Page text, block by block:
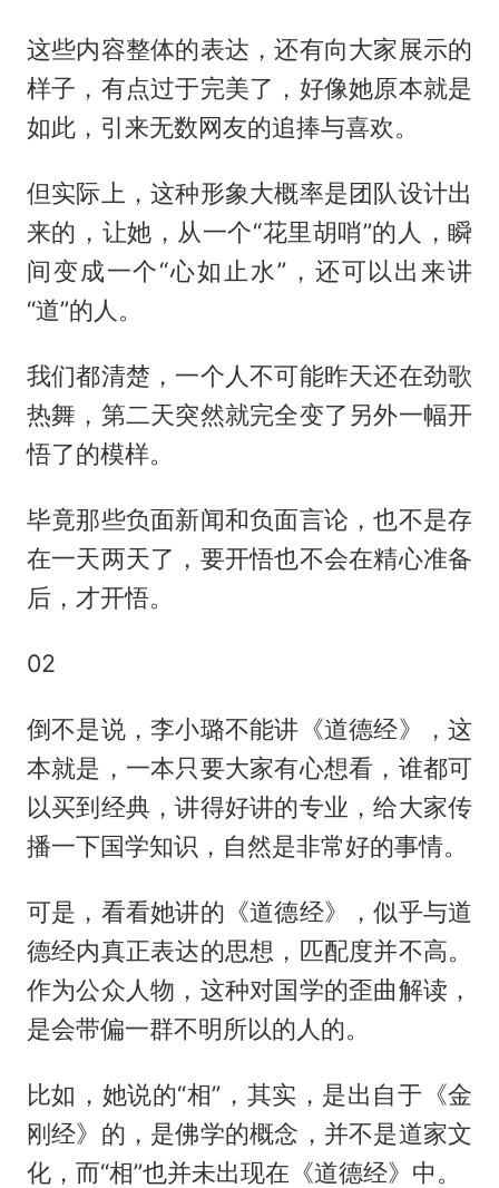
这些内容整体的表达，还有向大家展示的
样子，有点过于完美了，好像她原本就是
如此，引来无数网友的追捧与喜欢。
但实际上，这种形象大概率是团队设计出
来的，让她，从一个“花里胡哨”的人，瞬
间变成一个“心如止水”，还可以出来讲
“道”的人。
我们都清楚，一个人不可能昨天还在劲歌
热舞，第二天突然就完全变了另外一幅开
悟了的模样。
毕竟那些负面新闻和负面言论，也不是存
在一天两天了，要开悟也不会在精心准备
后，才开悟。
02
倒不是说，李小璐不能讲《道德经》，这
本就是，一本只要大家有心想看，谁都可
以买到经典，讲得好讲的专业，给大家传
播一下国学知识，自然是非常好的事情。
可是，看看她讲的《道德经》，似乎与道
德经内真正表达的思想，匹配度并不高。
作为公众人物，这种对国学的歪曲解读，
是会带偏一群不明所以的人的。
比如，她说的“相”，其实，是出自于《金
刚经》的，是佛学的概念，并不是道家文
化，而“相”也并未出现在《道德经》中。